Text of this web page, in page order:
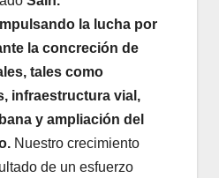
la lucha por
la concreción de
tales como
infraestructura vial,
y ampliación del
Nuestro crecimiento
de un esfuerzo